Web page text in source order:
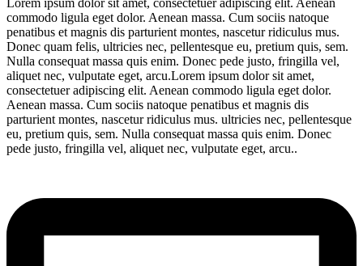
Lorem ipsum dolor sit amet, consectetuer adipiscing elit. Aenean
commodo ligula eget dolor. Aenean massa. Cum sociis natoque
penatibus et magnis dis parturient montes, nascetur ridiculus mus.
Donec quam felis, ultricies nec, pellentesque eu, pretium quis, sem.
Nulla consequat massa quis enim. Donec pede justo, fringilla vel,
aliquet nec, vulputate eget, arcu.Lorem ipsum dolor sit amet,
consectetuer adipiscing elit. Aenean commodo ligula eget dolor.
Aenean massa. Cum sociis natoque penatibus et magnis dis
parturient montes, nascetur ridiculus mus. ultricies nec, pellentesque
eu, pretium quis, sem. Nulla consequat massa quis enim. Donec
pede justo, fringilla vel, aliquet nec, vulputate eget, arcu..